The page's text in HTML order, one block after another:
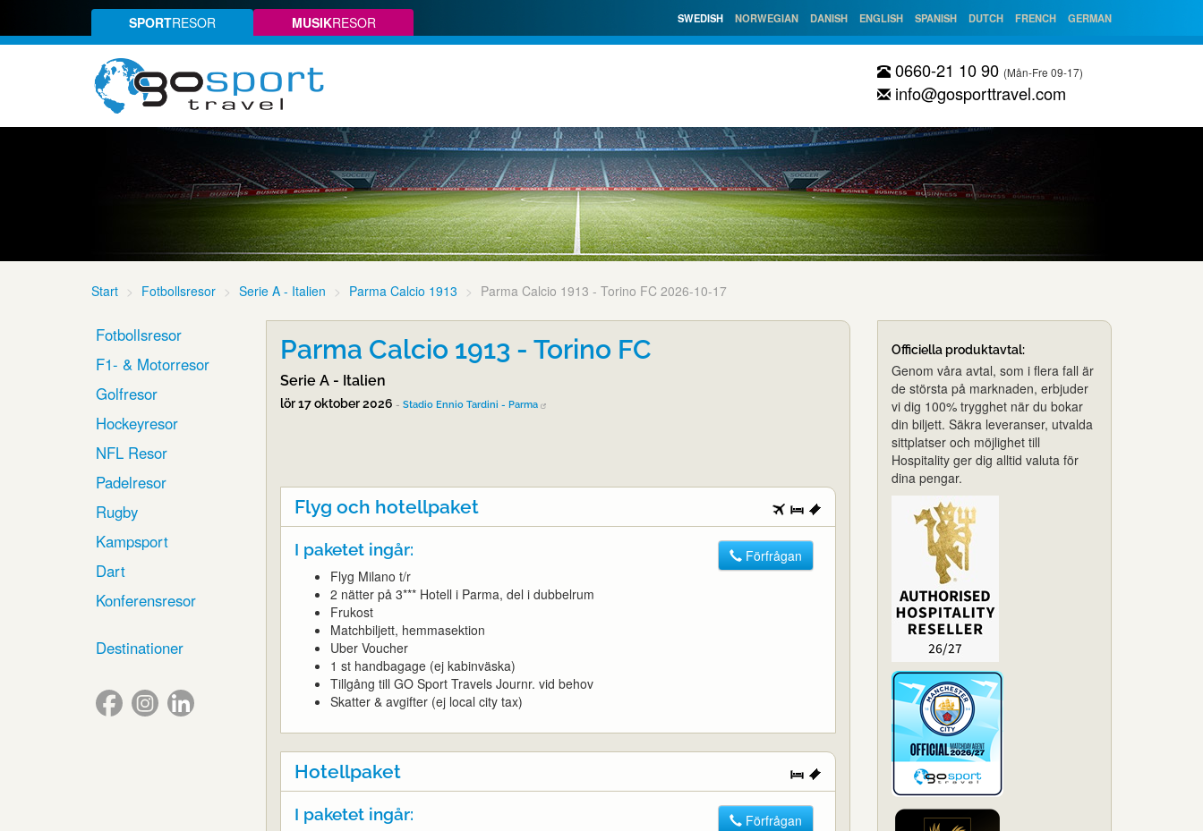
SPORTRESOR MUSIKRESOR SWEDISH NORWEGIAN DANISH ENGLISH SPANISH DUTCH FRENCH GERMAN
0660-21 10 90 (Mån-Fre 09-17)
info@gosporttravel.com
Start Fotbollsresor Serie A - Italien Parma Calcio 1913 Parma Calcio 1913 - Torino FC 2026-10-17
Fotbollsresor
F1- & Motorresor
Golfresor
Hockeyresor
NFL Resor
Padelresor
Rugby
Kampsport
Dart
Konferensresor
Destinationer
Parma Calcio 1913 - Torino FC
Serie A - Italien
lör 17 oktober 2026 - Stadio Ennio Tardini - Parma
Flyg och hotellpaket
I paketet ingår:
Flyg Milano t/r
2 nätter på 3*** Hotell i Parma, del i dubbelrum
Frukost
Matchbiljett, hemmasektion
Uber Voucher
1 st handbagage (ej kabinväska)
Tillgång till GO Sport Travels Journr. vid behov
Skatter & avgifter (ej local city tax)
Förfrågan
Hotellpaket
I paketet ingår: Förfrågan
Officiella produktavtal:
Genom våra avtal, som i flera fall är
de största på marknaden, erbjuder
vi dig 100% trygghet när du bokar
din biljett. Säkra leveranser, utvalda
sittplatser och möjlighet till
Hospitality ger dig alltid valuta för
dina pengar.